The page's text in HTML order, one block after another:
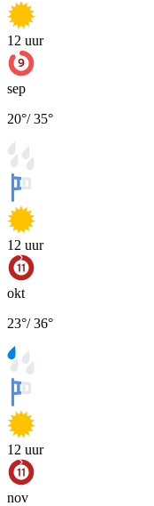
12 uur
sep
20°/35°
12 uur
okt
23°/36°
12 uur
nov